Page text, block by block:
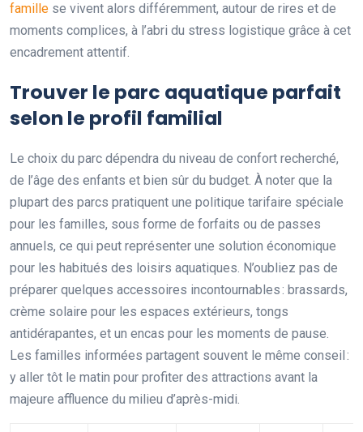
famille se vivent alors différemment, autour de rires et de
moments complices, à l’abri du stress logistique grâce à cet
encadrement attentif.
Trouver le parc aquatique parfait
selon le profil familial
Le choix du parc dépendra du niveau de confort recherché,
de l’âge des enfants et bien sûr du budget. À noter que la
plupart des parcs pratiquent une politique tarifaire spéciale
pour les familles, sous forme de forfaits ou de passes
annuels, ce qui peut représenter une solution économique
pour les habitués des loisirs aquatiques. N’oubliez pas de
préparer quelques accessoires incontournables : brassards,
crème solaire pour les espaces extérieurs, tongs
antidérapantes, et un encas pour les moments de pause.
Les familles informées partagent souvent le même conseil :
y aller tôt le matin pour profiter des attractions avant la
majeure affluence du milieu d’après-midi.